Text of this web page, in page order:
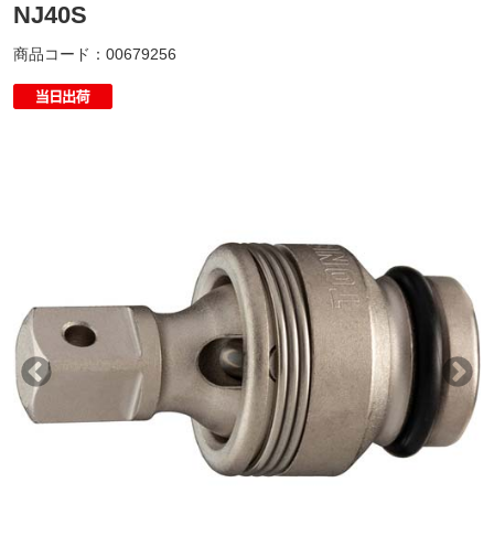
NJ40S
商品コード： 00679256